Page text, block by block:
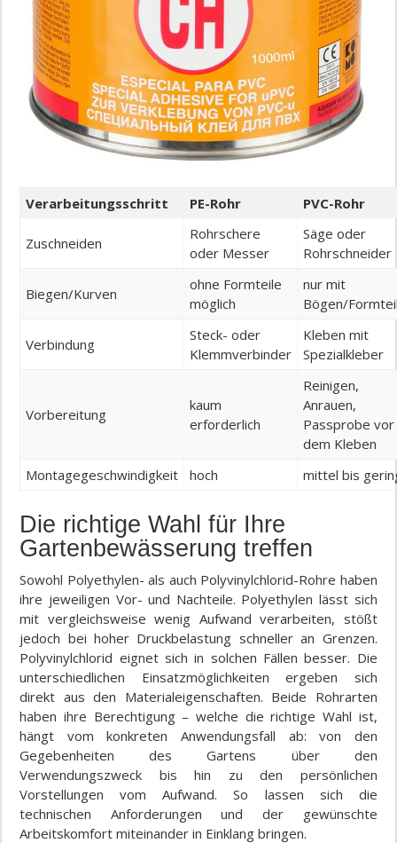
Verarbeitungsschritt PE-Rohr PVC-Rohr
Zuschneiden
Rohrschere
oder Messer
Säge oder
Rohrschneider
Biegen/Kurven
ohne Formteile
möglich
nur mit
Bögen/
Verbindung
Steck- oder
Klemmverbinder
Kleben mit
Spezialkleber
Vorbereitung
kaum
erforderlich
Reinigen,
Anrauen,
Passprobe vor
dem Kleben
Montagegeschwindigkeit
hoch mittel bis
Die richtige Wahl für Ihre
Gartenbewässerung treffen
Sowohl Polyethylen- als auch Polyvinylchlorid-Rohre haben
ihre jeweiligen Vor- und Nachteile. Polyethylen lässt sich
mit vergleichsweise wenig Aufwand verarbeiten, stößt
jedoch bei hoher Druckbelastung schneller an Grenzen.
Polyvinylchlorid eignet sich in solchen Fällen besser. Die
unterschiedlichen Einsatzmöglichkeiten ergeben sich
direkt aus den Materialeigenschaften. Beide Rohrarten
haben ihre Berechtigung – welche die richtige Wahl ist,
hängt vom konkreten Anwendungsfall ab: von den
Gegebenheiten des Gartens über den
Verwendungszweck bis hin zu den persönlichen
Vorstellungen vom Aufwand. So lassen sich die
technischen Anforderungen und der gewünschte
Arbeitskomfort miteinander in Einklang bringen.